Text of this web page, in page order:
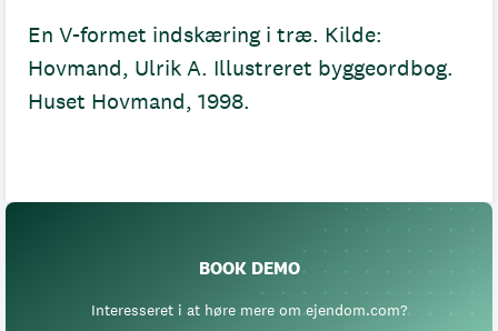
En V-formet indskæring i træ. Kilde:
Hovmand, Ulrik A. Illustreret byggeordbog.
Huset Hovmand, 1998.
BOOK DEMO
Interesseret i at høre mere om ejendom.com?